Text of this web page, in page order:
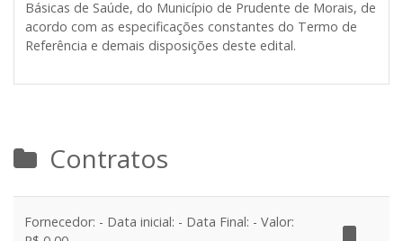
Básicas de Saúde, do Município de Prudente de Morais, de
acordo com as especificações constantes do Termo de
Referência e demais disposições deste edital.
Contratos
Fornecedor: - Data inicial: - Data Final: - Valor: